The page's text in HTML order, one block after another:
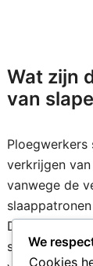
Wat zijn
van
verkrijgen
vanwege de
Deze
slaap vallen,
We
Cookies